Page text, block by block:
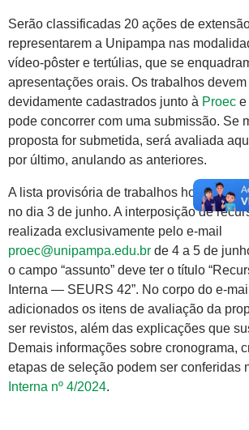
Serão classificadas 20 ações de
representarem a Unipampa nas
vídeo-pôster e tertúlias, que se
apresentações orais. Os trabalhos devem
devidamente cadastrados junto à Proec e
pode concorrer com uma submissão. Se
proposta for submetida, será avaliada
por último, anulando as anteriores.
A lista provisória de trabalhos
no dia 3 de junho. A interposição de
realizada exclusivamente pelo e-mail
proec@unipampa.edu.br de 4 a 5 de
o campo “assunto” deve ter o título
Interna — SEURS 42”. No corpo do e-
adicionados os itens de avaliação da
ser revistos, além das explicações que
Demais informações sobre cronograma,
etapas de seleção podem ser conferidas
Interna nº 4/2024.